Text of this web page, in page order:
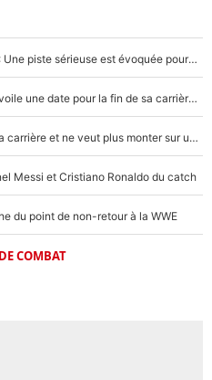
Jeff Hardy s’approche de la retraite : Une piste sérieuse est évoquée pour la reconversion de la légende de la WWE
Visage de la WWE, Cody Rhodes dévoile une date pour la fin de sa carrière dans le catch
WWE : Par amour, il tire un trait sur sa carrière et ne veut plus monter sur un ring de catch
Messi et Cristiano Ronaldo du catch
du point de non-retour à la WWE
COMBAT